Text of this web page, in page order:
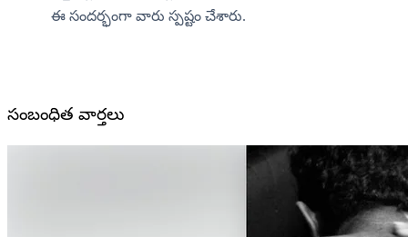
ఈ సందర్భంగా వారు స్పష్టం చేశారు.
సంబంధిత వార్తలు